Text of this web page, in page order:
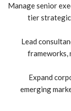
Manage senior
tier strategic
Lead
frameworks,
Expand
emerging